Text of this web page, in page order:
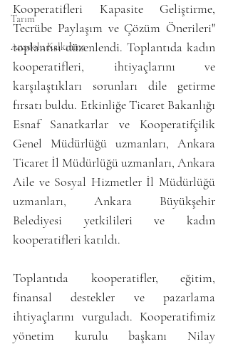
Tarım
Anadolu Kalkınma
Kooperatifleri Kapasite Geliştirme,
Tecrübe Paylaşım ve Çözüm Önerileri"
toplantısı düzenlendi. Toplantıda kadın
kooperatifleri, ihtiyaçlarını ve
karşılaştıkları sorunları dile getirme
fırsatı buldu. Etkinliğe Ticaret Bakanlığı
Esnaf Sanatkarlar ve Kooperatifçilik
Genel Müdürlüğü uzmanları, Ankara
Ticaret İl Müdürlüğü uzmanları, Ankara
Aile ve Sosyal Hizmetler İl Müdürlüğü
uzmanları, Ankara Büyükşehir
Belediyesi yetkilileri ve kadın
kooperatifleri katıldı.
Toplantıda kooperatifler, eğitim,
finansal destekler ve pazarlama
ihtiyaçlarını vurguladı. Kooperatifimiz
yönetim kurulu başkanı Nilay